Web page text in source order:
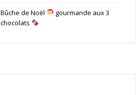
Bûche de Noël
gourmande aux 3
chocolats